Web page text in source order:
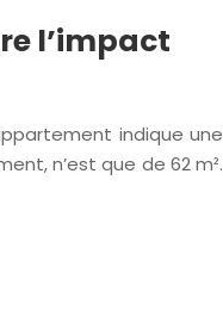
l’impact
indique une
n’est que de 62 m².